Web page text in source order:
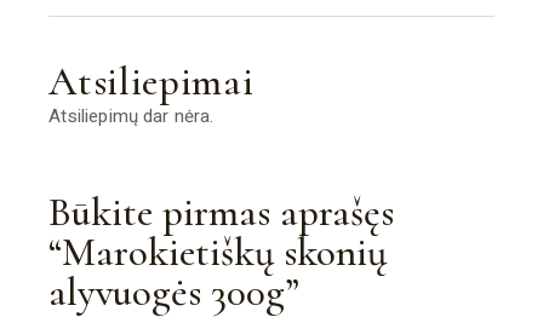
Atsiliepimai
Atsiliepimų dar nėra.
Būkite pirmas aprašęs
“Marokietiškų skonių
alyvuogės 300g”